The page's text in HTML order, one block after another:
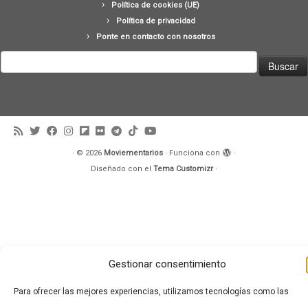
Gestionar consentimiento
Para ofrecer las mejores experiencias, utilizamos tecnologías como las
Política de cookies (UE)
Política de privacidad
Ponte en contacto con nosotros
· © 2026 Moviementarios · Funciona con
·
Diseñado con el Tema Customizr·